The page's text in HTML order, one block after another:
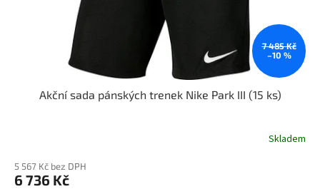
7 485 Kč
–10 %
Akční sada pánských trenek Nike Park III (15 ks)
Skladem
5 567 Kč bez DPH
6 736 Kč